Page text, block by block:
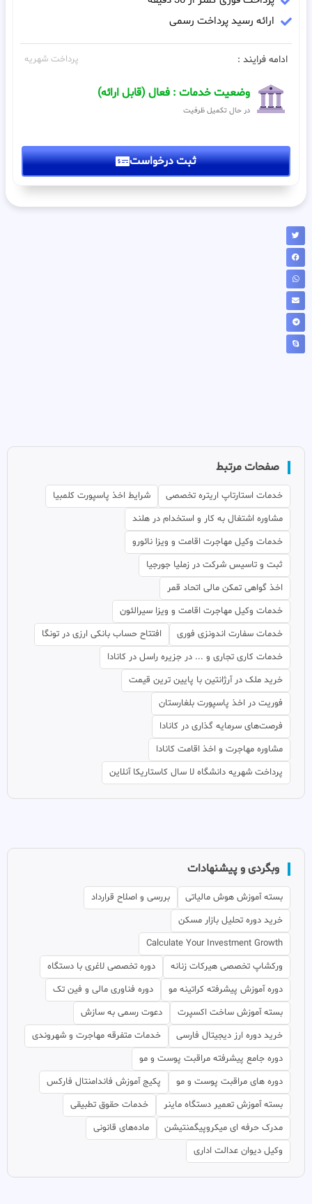
ارائه رسید پرداخت رسمی
ادامه فرایند : پرداخت شهریه
وضعیت خدمات : فعال (قابل ارائه)
در حال تکمیل ظرفیت
ثبت درخواست
صفحات مرتبط
خدمات استارتاپ اریتره تخصصی
شرایط اخذ پاسپورت کلمبیا
مشاوره اشتغال به کار و استخدام در هلند
خدمات وکیل مهاجرت اقامت و ویزا نائورو
ثبت و تاسیس شرکت در زملیا جورجیا
اخذ گواهی تمکن مالی اتحاد قمر
خدمات وکیل مهاجرت اقامت و ویزا سیرالئون
خدمات سفارت اندونزی فوری
افتتاح حساب بانکی ارزی در تونگا
خدمات کاری تجاری و ... در جزیره راسل در کانادا
خرید ملک در آرژانتین با پایین ترین قیمت
فوریت در اخذ پاسپورت بلغارستان
فرصت‌های سرمایه گذاری در کانادا
مشاوره مهاجرت و اخذ اقامت کانادا
پرداخت شهریه دانشگاه لا سال کاستاریکا آنلاین
وبگردی و پیشنهادات
بسته آموزش هوش مالیاتی
بررسی و اصلاح قرارداد
خرید دوره تحلیل بازار مسکن
Calculate Your Investment Growth
ورکشاپ تخصصی هیرکات زنانه
دوره تخصصی لاغری با دستگاه
دوره آموزش پیشرفته کراتینه مو
دوره فناوری مالی و فین تک
بسته آموزش ساخت اکسپرت
دعوت رسمی به سازش
خرید دوره ارز دیجیتال فارسی
خدمات متفرقه مهاجرت و شهروندی
دوره جامع پیشرفته مراقبت پوست و مو
دوره های مراقبت پوست و مو
پکیج آموزش فاندامنتال فارکس
بسته آموزش تعمیر دستگاه ماینر
خدمات حقوق تطبیقی
مدرک حرفه ای میکروپیگمنتیشن
ماده‌های قانونی
وکیل دیوان عدالت اداری